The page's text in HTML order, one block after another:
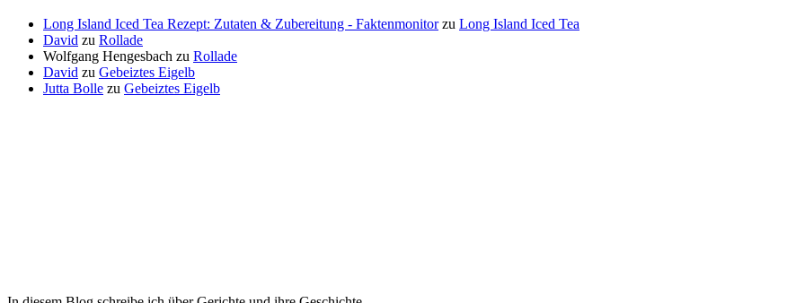
Long Island Iced Tea Rezept: Zutaten & Zubereitung - Faktenmonitorzu Long Island Iced Tea
David zu Rollade
Wolfgang Hengesbach zu Rollade
David zu Gebeiztes Eigelb
Jutta Bolle zu Gebeiztes Eigelb